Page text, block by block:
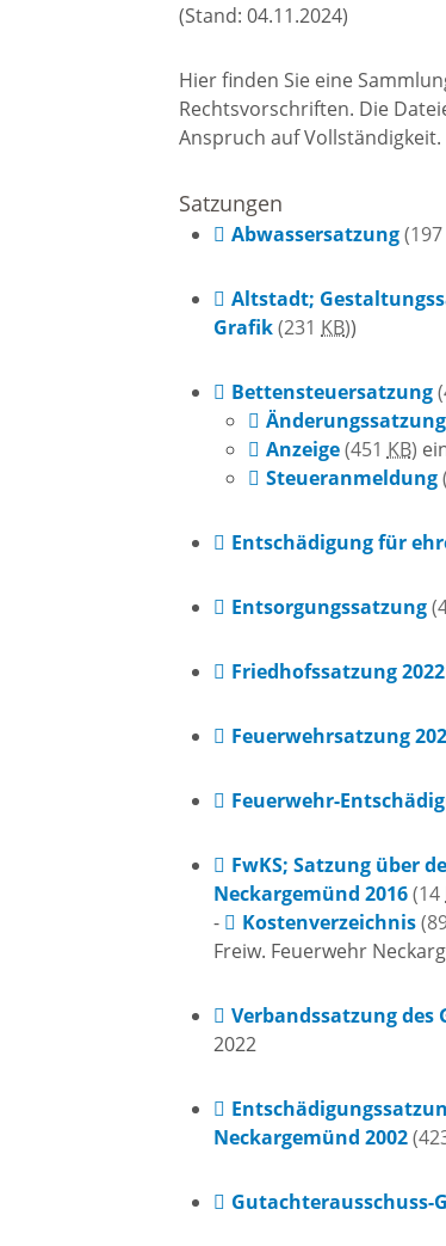
Wahlen /
Städtische Finanzen
Aktuelle Meldungen
Pressemitteilungen
Öffentliche
Bekanntmachungen
Amtsblatt / Neckarbote
(E-)Motorisiert
Verkehrsanbindung
Parken
Baustellen und
(Stand: 04.11.2024)
Hier finden Sie eine
Rechtsvorschriften. Die
Anspruch auf Vollständigkeit.
Satzungen
Abwassersatzung(197
Altstadt;
Grafik(231 KB))
Bettensteuersatzung
Änderungssatzung
Anzeige(451 KB)
Steueranmeldung
Entschädigung für
Entsorgungssatzung
Friedhofssatzung 2022
Feuerwehrsatzung
Feuerwehr-
FwKS; Satzung über
Neckargemünd 2016(14
-
Kostenverzeichnis
Freiw. Feuerwehr
Verbandssatzung
2022
Neckargemünd 2002
Gutachterausschuss-